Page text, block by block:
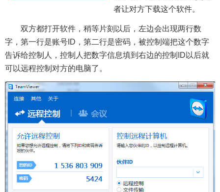
者让对方下载这个软件。
双方都打开软件，稍等片刻以后，左边会出现两行数
字，第一行是账号ID，第二行是密码，被控制端把这个数字
告诉给控制人，控制人把数字信息填到右边的控制ID以后就
可以远程控制对方的电脑了。